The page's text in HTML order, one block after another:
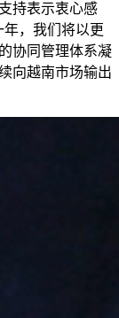
持表示衷心感
，我们将以更
协同管理体系凝
向越南市场输出